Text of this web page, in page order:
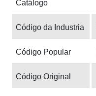
Catálogo
Código da Industria
Código Popular
Código Original